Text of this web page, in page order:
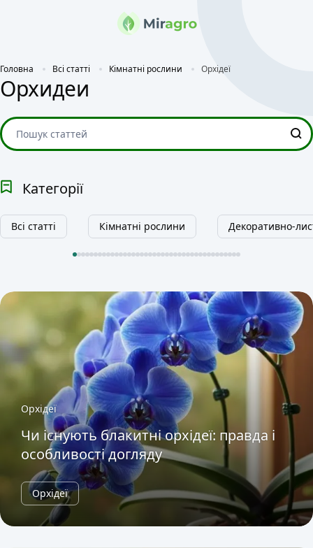
Головна Всі статті Кімнатні рослини Орхідеї
Орхидеи
Категорії
Всі статті Кімнатні рослини Декоративно-
Орхідеї
Чи існують блакитні орхідеї: правда і
особливості догляду
Орхідеї